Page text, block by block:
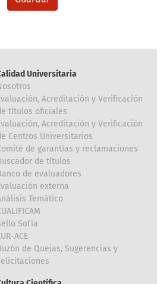
Universitaria
Acreditación y Verificación
títulos oficiales
Acreditación y Verificación
Centros Universitarios
de garantías y reclamaciones
de títulos
de evaluadores
externa
Temático
Sofía
ACE
de Quejas, Sugerencias y